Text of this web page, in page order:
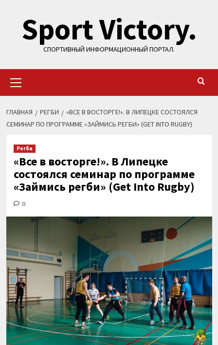
содержимому
Sport Victory.
СПОРТИВНЫЙ ИНФОРМАЦИОННЫЙ ПОРТАЛ.
меню
ГЛАВНАЯ РЕГБИ
«ВСЕ В ВОСТОРГЕ!». В ЛИПЕЦКЕ СОСТОЯЛСЯ
СЕМИНАР ПО ПРОГРАММЕ «ЗАЙМИСЬ РЕГБИ» (GET INTO RUGBY)
Регби
«Все в восторге!». В Липецке
состоялся семинар по программе
«Займись регби» (Get Into Rugby)
0